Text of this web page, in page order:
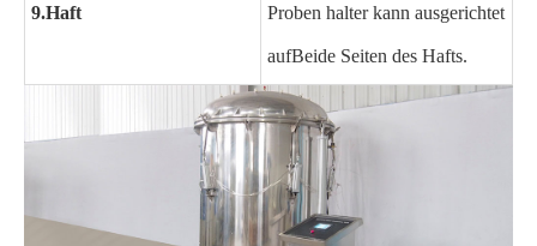
9.Haft Proben halter kann ausgerichtet
aufBeide Seiten des Hafts.